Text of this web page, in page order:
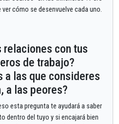
cómo se desenvuelve cada uno.
relaciones con tus
de trabajo?
a las que consideres
a las peores?
esta pregunta te ayudará a saber
dentro del tuyo y si encajará bien